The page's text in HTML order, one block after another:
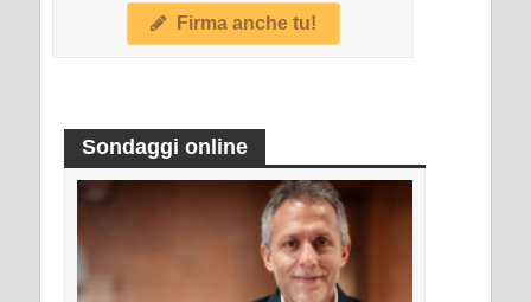
Firma anche tu!
Sondaggi online